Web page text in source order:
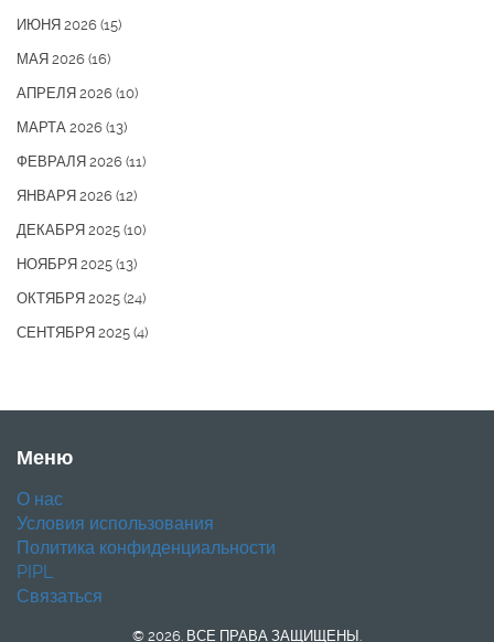
ИЮНЯ 2026 (15)
МАЯ 2026 (16)
АПРЕЛЯ 2026 (10)
МАРТА 2026 (13)
ФЕВРАЛЯ 2026 (11)
ЯНВАРЯ 2026 (12)
ДЕКАБРЯ 2025 (10)
НОЯБРЯ 2025 (13)
ОКТЯБРЯ 2025 (24)
СЕНТЯБРЯ 2025 (4)
Меню
О нас
Условия использования
Политика конфиденциальности
PIPL
Связаться
© 2026. ВСЕ ПРАВА ЗАЩИЩЕНЫ.